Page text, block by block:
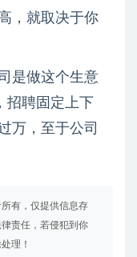
，就取决于你
是做这个生意
招聘固定上下
万，至于公司
有，仅提供信息存
责任，若侵犯到你
理！